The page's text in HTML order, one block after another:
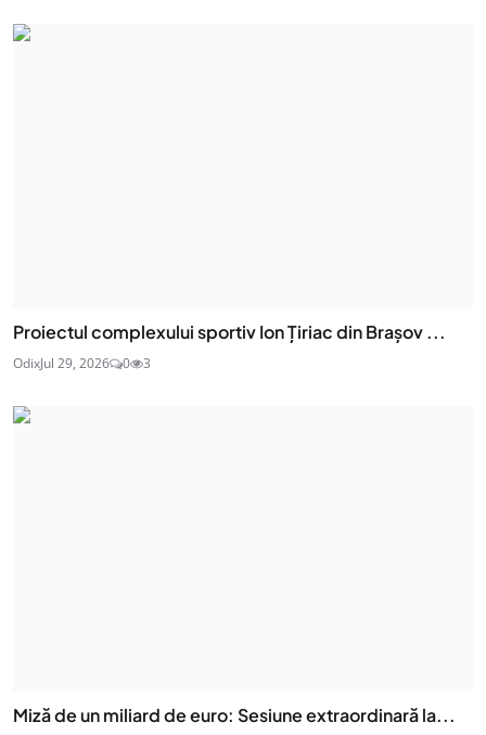
Proiectul complexului sportiv Ion Țiriac din Brașov ...
OdixJul 29, 2026 0 3
Miză de un miliard de euro: Sesiune extraordinară la...